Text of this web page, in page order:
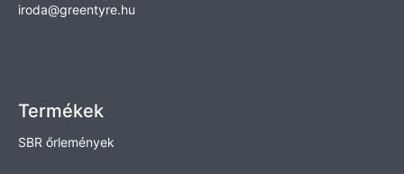
iroda@greentyre.hu
Termékek
SBR őrlemények